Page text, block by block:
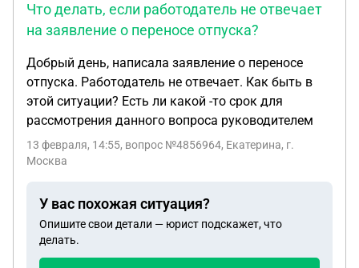
Что делать, если работодатель не отвечает
на заявление о переносе отпуска?
Добрый день, написала заявление о переносе
отпуска. Работодатель не отвечает. Как быть в
этой ситуации? Есть ли какой -то срок для
рассмотрения данного вопроса руководителем
13 февраля, 14:55, вопрос №4856964, Екатерина, г.
Москва
У вас похожая ситуация?
Опишите свои детали — юрист подскажет, что
делать.